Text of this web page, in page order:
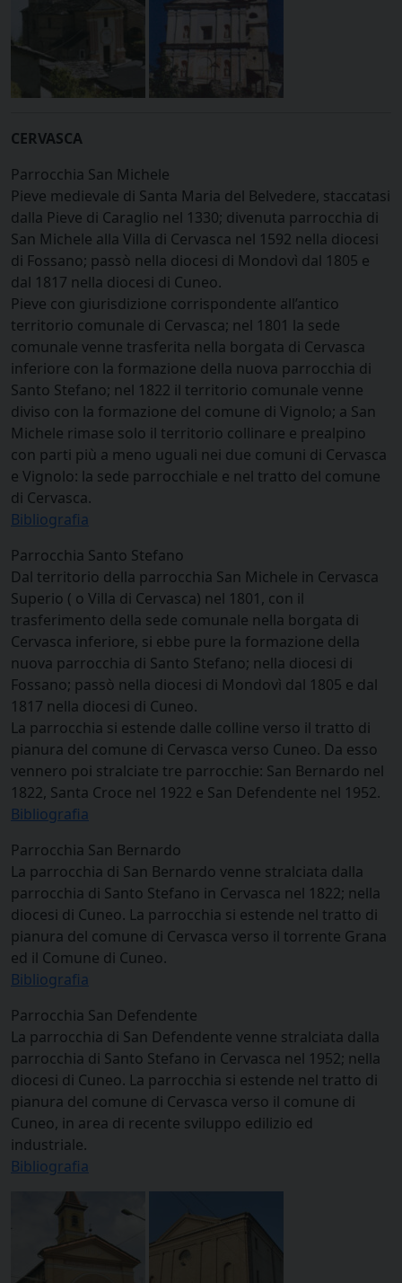
CERVASCA
Parrocchia San Michele
Pieve medievale di Santa Maria del Belvedere, staccatasi
dalla Pieve di Caraglio nel 1330; divenuta parrocchia di
San Michele alla Villa di Cervasca nel 1592 nella diocesi
di Fossano; passò nella diocesi di Mondovì dal 1805 e
dal 1817 nella diocesi di Cuneo.
Pieve con giurisdizione corrispondente all’antico
territorio comunale di Cervasca; nel 1801 la sede
comunale venne trasferita nella borgata di Cervasca
inferiore con la formazione della nuova parrocchia di
Santo Stefano; nel 1822 il territorio comunale venne
diviso con la formazione del comune di Vignolo; a San
Michele rimase solo il territorio collinare e prealpino
con parti più a meno uguali nei due comuni di Cervasca
e Vignolo: la sede parrocchiale e nel tratto del comune
di Cervasca.
Bibliografia
Parrocchia Santo Stefano
Dal territorio della parrocchia San Michele in Cervasca
Superio ( o Villa di Cervasca) nel 1801, con il
trasferimento della sede comunale nella borgata di
Cervasca inferiore, si ebbe pure la formazione della
nuova parrocchia di Santo Stefano; nella diocesi di
Fossano; passò nella diocesi di Mondovì dal 1805 e dal
1817 nella diocesi di Cuneo.
La parrocchia si estende dalle colline verso il tratto di
pianura del comune di Cervasca verso Cuneo. Da esso
vennero poi stralciate tre parrocchie: San Bernardo nel
1822, Santa Croce nel 1922 e San Defendente nel 1952.
Bibliografia
Parrocchia San Bernardo
La parrocchia di San Bernardo venne stralciata dalla
parrocchia di Santo Stefano in Cervasca nel 1822; nella
diocesi di Cuneo. La parrocchia si estende nel tratto di
pianura del comune di Cervasca verso il torrente Grana
ed il Comune di Cuneo.
Bibliografia
Parrocchia San Defendente
La parrocchia di San Defendente venne stralciata dalla
parrocchia di Santo Stefano in Cervasca nel 1952; nella
diocesi di Cuneo. La parrocchia si estende nel tratto di
pianura del comune di Cervasca verso il comune di
Cuneo, in area di recente sviluppo edilizio ed
industriale.
Bibliografia